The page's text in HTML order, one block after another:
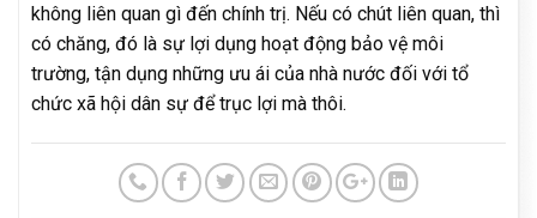
không liên quan gì đến chính trị. Nếu có chút liên quan, thì
có chăng, đó là sự lợi dụng hoạt động bảo vệ môi
trường, tận dụng những ưu ái của nhà nước đối với tổ
chức xã hội dân sự để trục lợi mà thôi.